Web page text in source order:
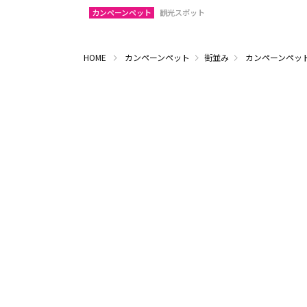
カンペーンペット 観光スポット
HOME カンペーンペット 街並み カンペーンペッ